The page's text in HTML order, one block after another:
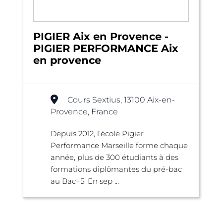
PIGIER Aix en Provence -
PIGIER PERFORMANCE Aix
en provence
Cours Sextius, 13100 Aix-en-
Provence, France
Depuis 2012, l’école Pigier
Performance Marseille forme chaque
année, plus de 300 étudiants à des
formations diplômantes du pré-bac
au Bac+5. En sep ...